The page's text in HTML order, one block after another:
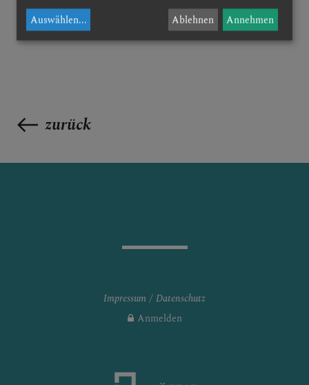
zurück
Impressum
Datenschutz
Anmelden
Auswählen... Ablehnen Annehmen